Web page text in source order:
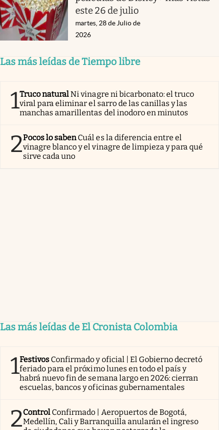
este 26 de julio
martes, 28 de Julio de
2026
Las más leídas de Tiempo libre
1Truco naturalNi vinagre ni bicarbonato: el truco
viral para eliminar el sarro de las canillas y las
manchas amarillentas del inodoro en minutos
2Pocos lo sabenCuál es la diferencia entre el
vinagre blanco y el vinagre de limpieza y para qué
sirve cada uno
Las más leídas de El Cronista Colombia
1Festivos Confirmado y oficial | El Gobierno decretó
feriado para el próximo lunes en todo el país y
habrá nuevo fin de semana largo en 2026: cierran
escuelas, bancos y oficinas gubernamentales
2Control Confirmado | Aeropuertos de Bogotá,
Medellín, Cali y Barranquilla anularán el ingreso